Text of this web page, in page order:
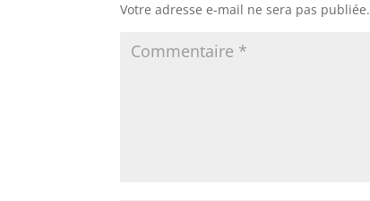
Votre adresse e-mail ne sera pas publiée.